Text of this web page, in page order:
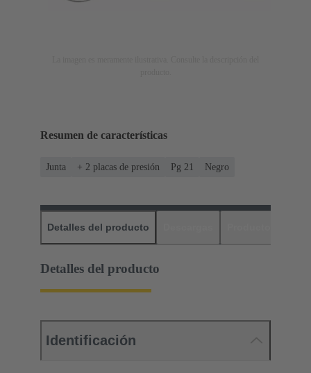
Resumen de características
Junta + 2 placas de presión Pg 21 Negro
Detalles del producto
Detalles del producto
Identificación